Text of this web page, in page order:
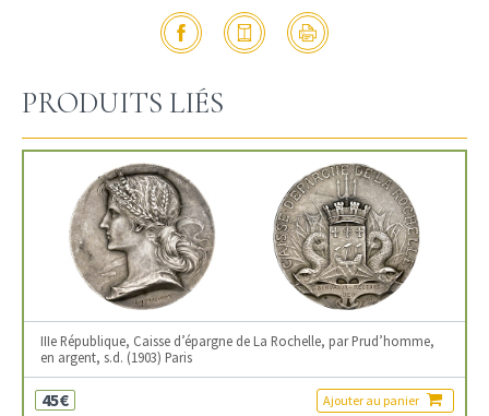
PRODUITS LIÉS
IIIe République, Caisse d’épargne de La Rochelle, par Prud’homme,
en argent, s.d. (1903) Paris
45€ Ajouter au panier